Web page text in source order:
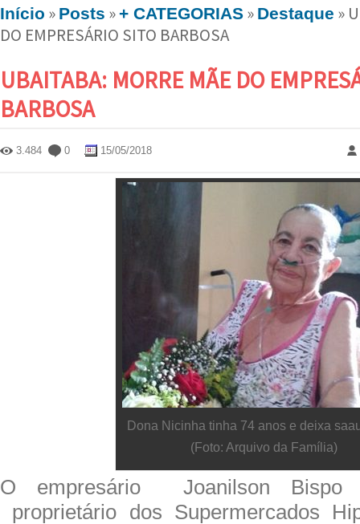
Início » Posts »+ CATEGORIAS » Destaque »
DO EMPRESÁRIO SITO BARBOSA
UBAITABA: MORRE MÃE DO
BARBOSA
3.484 0 15/05/2018
Dona Nicinha tinha 74 anos e deixa
(Foto: Arquivo da Família)
O empresário Joanilson Bispo
proprietário dos Supermercados